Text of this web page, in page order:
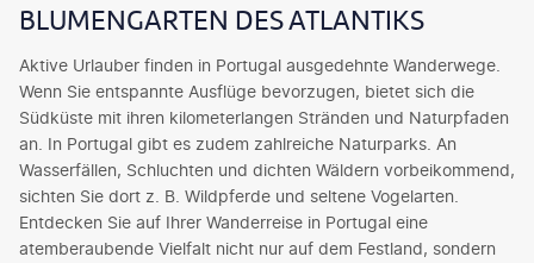
BLUMENGARTEN DES ATLANTIKS
Aktive Urlauber finden in Portugal ausgedehnte Wanderwege.
Wenn Sie entspannte Ausflüge bevorzugen, bietet sich die
Südküste mit ihren kilometerlangen Stränden und Naturpfaden
an. In Portugal gibt es zudem zahlreiche Naturparks. An
Wasserfällen, Schluchten und dichten Wäldern vorbeikommend,
sichten Sie dort z. B. Wildpferde und seltene Vogelarten.
Entdecken Sie auf Ihrer Wanderreise in Portugal eine
atemberaubende Vielfalt nicht nur auf dem Festland, sondern